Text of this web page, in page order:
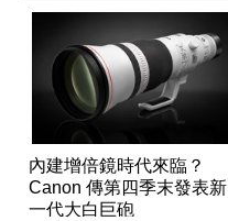
內建增倍鏡時代來臨？
Canon 傳第四季末發表新
一代大白巨砲